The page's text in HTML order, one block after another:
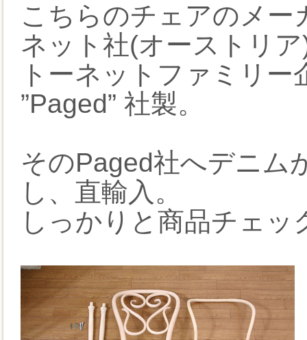
こちらのチェアのメー
ネット社(オーストリ
トーネットファミリ
”Paged” 社製。
そのPaged社へデニム
し、直輸入。
しっかりと商品チェ